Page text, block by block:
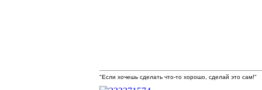
"Если хочешь сделать что-то хорошо, сделай это сам!"